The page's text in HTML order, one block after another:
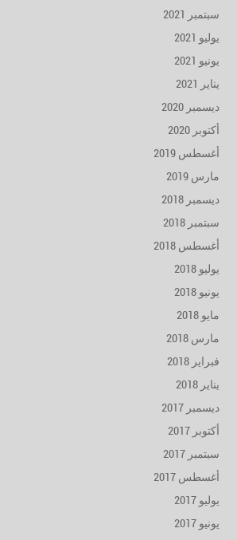
سبتمبر 2021
يوليو 2021
يونيو 2021
يناير 2021
ديسمبر 2020
أكتوبر 2020
أغسطس 2019
مارس 2019
ديسمبر 2018
سبتمبر 2018
أغسطس 2018
يوليو 2018
يونيو 2018
مايو 2018
مارس 2018
فبراير 2018
يناير 2018
ديسمبر 2017
أكتوبر 2017
سبتمبر 2017
أغسطس 2017
يوليو 2017
يونيو 2017